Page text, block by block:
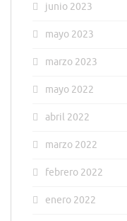
junio 2023
mayo 2023
marzo 2023
mayo 2022
abril 2022
marzo 2022
febrero 2022
enero 2022